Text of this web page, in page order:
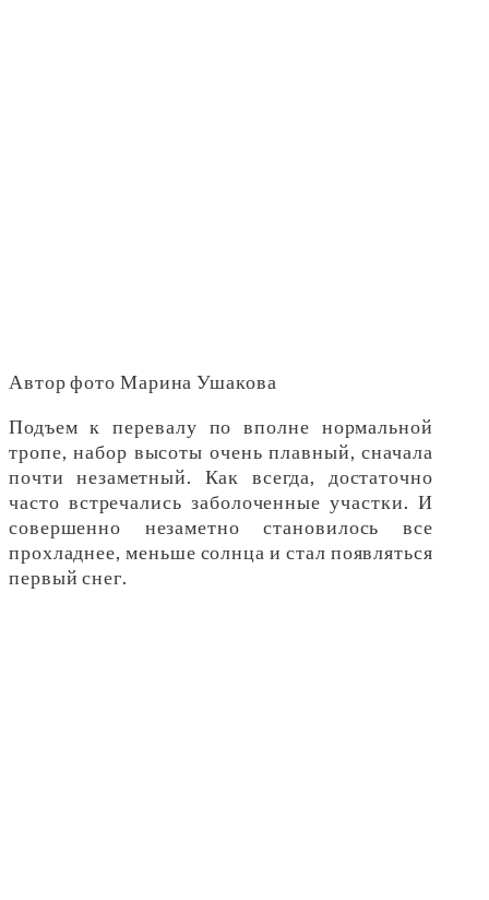
Автор фото Марина Ушакова
Подъем к перевалу по вполне нормальной
тропе, набор высоты очень плавный, сначала
почти незаметный. Как всегда, достаточно
часто встречались заболоченные участки. И
совершенно незаметно становилось все
прохладнее, меньше солнца и стал появляться
первый снег.